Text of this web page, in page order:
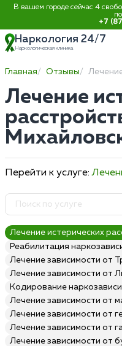
В вашем городе сейчас 4
+7
Наркология 24/7
Наркологическая клиника
Главная Отзывы
Лечение
Перейти к услуге:
Лечение истерических
Реабилитация
Лечение зависимости от
Лечение зависимости от
Кодирование
Лечение зависимости от
Лечение зависимости от
Лечение зависимости от
Лечение зависимости от